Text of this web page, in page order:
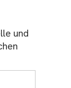
und